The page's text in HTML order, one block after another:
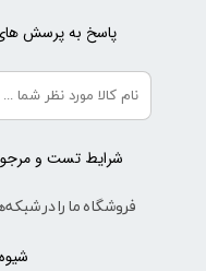
فروشگاه ما را در
پاسخ به پرسش
شرایط تست و